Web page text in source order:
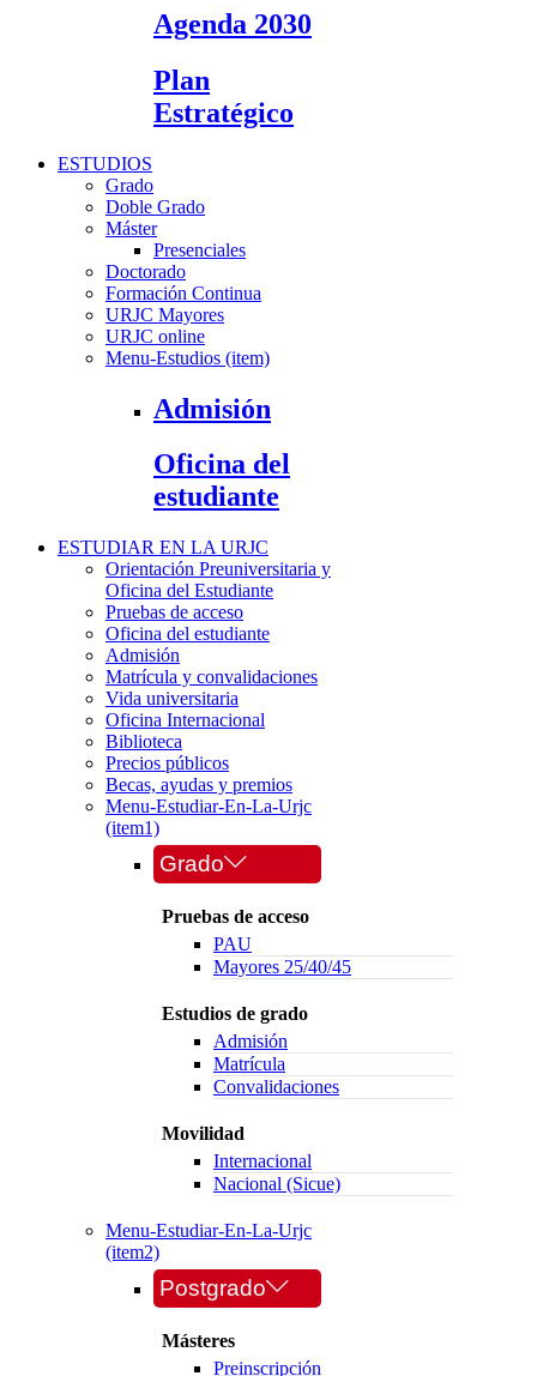
Agenda 2030
Plan
Estratégico
ESTUDIOS
Grado
Doble Grado
Máster
Presenciales
Doctorado
Formación Continua
URJC Mayores
URJC online
Menu-Estudios (item)
Admisión
Oficina del
estudiante
ESTUDIAR EN LA URJC
Orientación Preuniversitaria y
Oficina del Estudiante
Pruebas de acceso
Oficina del estudiante
Admisión
Matrícula y convalidaciones
Vida universitaria
Oficina Internacional
Biblioteca
Precios públicos
Becas, ayudas y premios
Menu-Estudiar-En-La-Urjc
(item1)
Grado
Pruebas de acceso
PAU
Mayores 25/40/45
Estudios de grado
Admisión
Matrícula
Convalidaciones
Movilidad
Internacional
Nacional (Sicue)
Menu-Estudiar-En-La-Urjc
(item2)
Postgrado
Másteres
Preinscripción